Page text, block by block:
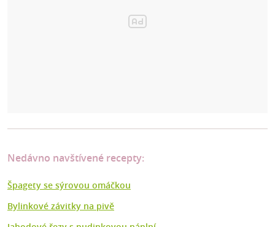
Nedávno navštívené recepty:
Špagety se sýrovou omáčkou
Bylinkové závitky na pivě